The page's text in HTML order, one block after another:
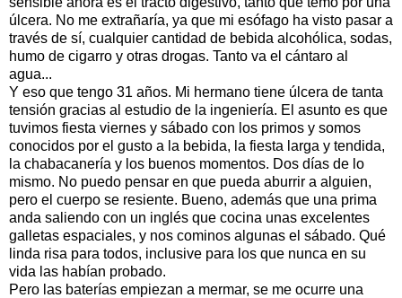
úlcera. No me extrañaría, ya que mi esófago ha visto pasar a
través de sí, cualquier cantidad de bebida alcohólica, sodas,
humo de cigarro y otras drogas. Tanto va el cántaro al
agua...
Y eso que tengo 31 años. Mi hermano tiene úlcera de tanta
tensión gracias al estudio de la ingeniería. El asunto es que
tuvimos fiesta viernes y sábado con los primos y somos
conocidos por el gusto a la bebida, la fiesta larga y tendida,
la chabacanería y los buenos momentos. Dos días de lo
mismo. No puedo pensar en que pueda aburrir a alguien,
pero el cuerpo se resiente. Bueno, además que una prima
anda saliendo con un inglés que cocina unas excelentes
galletas espaciales, y nos cominos algunas el sábado. Qué
linda risa para todos, inclusive para los que nunca en su
vida las habían probado.
Pero las baterías empiezan a mermar, se me ocurre una